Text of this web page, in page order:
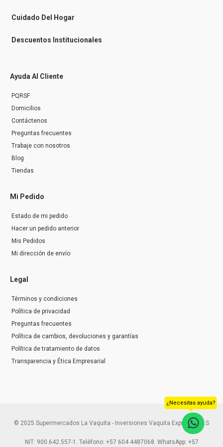
r
Cuidado Del Hogar
Descuentos Institucionales
Ayuda Al Cliente
PQRSF
Domicilios
Contáctenos
Preguntas frecuentes
Trabaje con nosotros
Blog
Tiendas
Mi Pedido
Estado de mi pedido
Hacer un pedido anterior
Mis Pedidos
Mi dirección de envío
Legal
Términos y condiciones
Política de privacidad
Preguntas frecuentes
Política de cambios, devoluciones y garantías
Política de tratamiento de datos
Transparencia y Ética Empresarial
© 2025 Supermercados La Vaquita - Inversiones Vaquita Express S.A.S
NIT: 900.642.557-1. Teléfono: +57 604 4487068. WhatsApp: +57
¿Necesitas ayuda?